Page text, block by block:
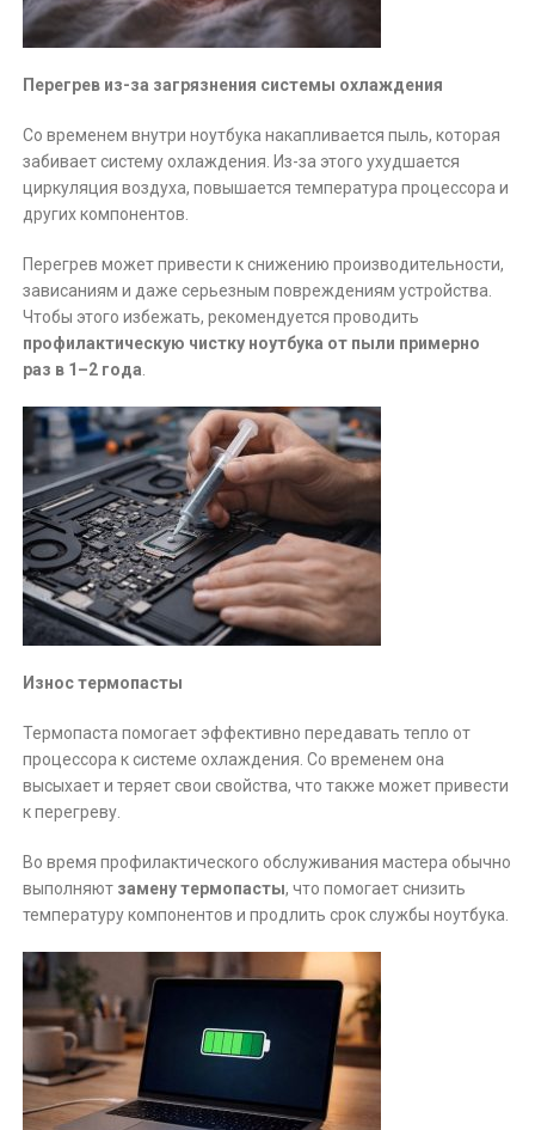
Перегрев из-за загрязнения системы охлаждения
Со временем внутри ноутбука накапливается пыль, которая
забивает систему охлаждения. Из-за этого ухудшается
циркуляция воздуха, повышается температура процессора и
других компонентов.
Перегрев может привести к снижению производительности,
зависаниям и даже серьезным повреждениям устройства.
Чтобы этого избежать, рекомендуется проводить
профилактическую чистку ноутбука от пыли примерно
раз в 1–2 года
Износ термопасты
Термопаста помогает эффективно передавать тепло от
процессора к системе охлаждения. Со временем она
высыхает и теряет свои свойства, что также может привести
к перегреву.
Во время профилактического обслуживания мастера обычно
выполняют замену термопасты, что помогает снизить
температуру компонентов и продлить срок службы ноутбука.